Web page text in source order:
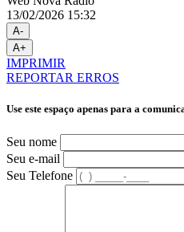
13/02/2026 15:32
A-
A+
IMPRIMIR
REPORTAR ERROS
Use este espaço apenas para a
Seu nome
Seu e-mail
Seu Telefone